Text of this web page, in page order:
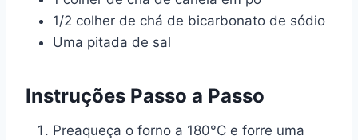
1/2 colher de chá de bicarbonato de sódio
Uma pitada de sal
Instruções Passo a Passo
Preaqueça o forno a 180°C e forre uma